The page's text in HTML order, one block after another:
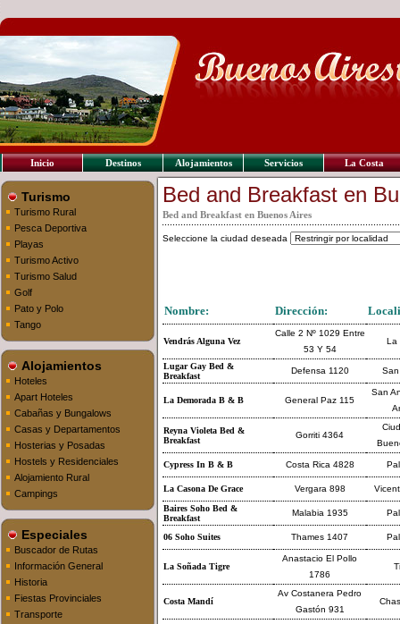
Inicio Destinos Alojamientos Servicios La Costa
Turismo
Turismo Rural
Pesca Deportiva
Playas
Turismo Activo
Turismo Salud
Golf
Pato y Polo
Tango
Alojamientos
Hoteles
Apart Hoteles
Cabañas y Bungalows
Casas y Departamentos
Hosterias y Posadas
Hostels y Residenciales
Alojamiento Rural
Campings
Especiales
Buscador de Rutas
Información General
Historia
Fiestas Provinciales
Transporte
Bed and Breakfast en
Bed and Breakfast en Buenos Aires
Seleccione la ciudad deseada
Nombre: Dirección:
Vendrás Alguna Vez
Calle 2 Nº 1029 Entre
53 Y 54
La
Lugar Gay Bed &
Breakfast
Defensa 1120 San
La Demorada B & B General Paz 115
San
Reyna Violeta Bed &
Breakfast
Gorriti 4364
Cypress In B & B Costa Rica 4828
La Casona De Grace Vergara 898
Baires Soho Bed &
Breakfast
Malabia 1935
06 Soho Suites Thames 1407
La Soñada Tigre
Anastacio El Pollo
1786
Costa Mandí
Av Costanera Pedro
Gastón 931